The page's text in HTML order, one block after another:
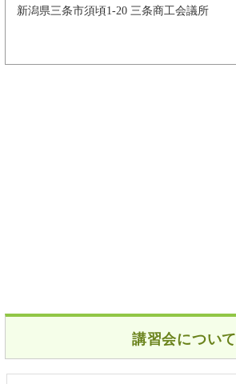
新潟県三条市須頃1-20 三条商工会議所
講習会について